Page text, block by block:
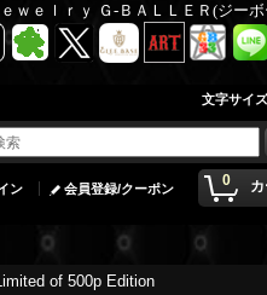
ｗｅｌｒｙ Ｇ-ＢＡＬＬＥＲ(ジー
文字サイズ
0
ン 会員登録/クーポン
of 500p Edition